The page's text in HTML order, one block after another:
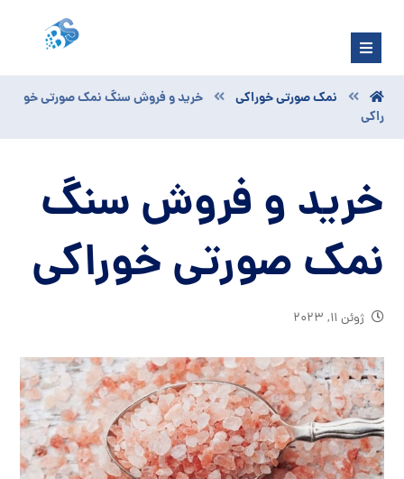
نمک صورتی خوراکی
خرید و فروش سنگ نمک صورتی خو
راکی
خرید و فروش سنگ
نمک صورتی خوراکی
ژوئن ۱۱, ۲۰۲۳